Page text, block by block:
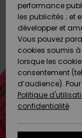
OUTLET
AIDE &
CONTACT
MAGASINS
QUIKSILVER
performance
les publicités ; et
développer et
Vous pouvez
cookies soumis
lorsque les
consentement
d’audience).
Politique
confidentialité